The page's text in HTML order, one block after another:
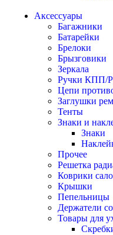
Аксессуары
Багажники
Батарейки
Брелоки
Брызговики
Зеркала
Ручки КПП/
Цепи
Заглушки
Тенты
Знаки и
Знаки
Прочее
Решетка
Коврики
Крышки
Пепельницы
Держатели
Товары для